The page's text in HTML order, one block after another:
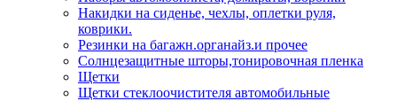
Накидки на сиденье, чехлы, оплетки руля,
коврики.
Резинки на багажн.органайз.и прочее
Солнцезащитные шторы,тонировочная пленка
Щетки
Щетки стеклоочистителя автомобильные